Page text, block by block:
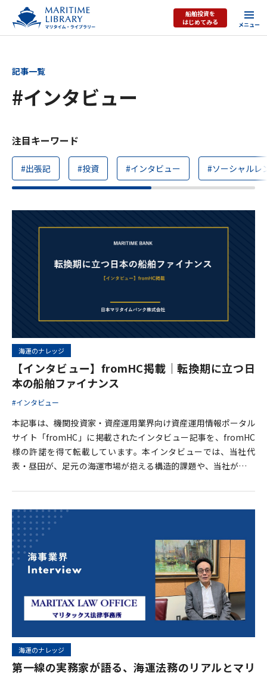
船舶投資を
はじめてみる
記事一覧
#インタビュー
注目キーワード
#出張記 #投資 #インタビュー #ソーシャルレ
海運のナレッジ
【インタビュー】fromHC掲載｜転換期に立つ日
本の船舶ファイナンス
#インタビュー
本記事は、機関投資家・資産運用業界向け資産運用情報ポータル
サイト「fromHC」に掲載されたインタビュー記事を、fromHC
様の許諾を得て転載しています。本インタビューでは、当社代
表・昼田が、足元の海運市場が抱える構造的課題や、当社が描く
ただいたインタビュー記事はこちら 世界の海運市場は、地政
学リスクや脱炭素を背景としたエネルギー転換など、多くの不確
実性を内包しながらも、依然として世界経済を支える不可欠なイ
ンフラであり続けています。一方で、その収益構造や資金調達の
仕組みは、一般的な金融・投資の視点から見ると極めて特異であ
り、十分
海運のナレッジ
第一線の実務家が語る、海運法務のリアルとマリ